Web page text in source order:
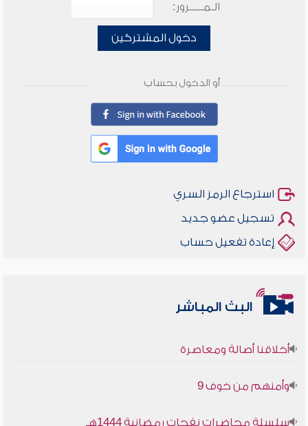
الـمـــــرور:
دخول المشتركين
أو الدخول بحساب
استرجاع الرمز السري
تسجيل عضو جديد
إعادة تفعيل حساب
البث المباشر
أخلاقنا أصالة ومعاصرة
وأمنهم من خوف 9